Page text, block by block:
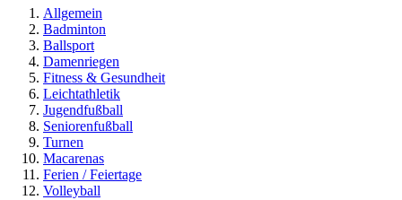
Allgemein
Badminton
Ballsport
Damenriegen
Fitness & Gesundheit
Leichtathletik
Jugendfußball
Seniorenfußball
Turnen
Macarenas
Ferien / Feiertage
Volleyball